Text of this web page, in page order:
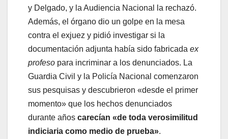
y Delgado, y la Audiencia Nacional la rechazó.
Además, el órgano dio un golpe en la mesa
contra el exjuez y pidió investigar si la
documentación adjunta había sido fabricada ex
profeso para incriminar a los denunciados. La
Guardia Civil y la Policía Nacional comenzaron
sus pesquisas y descubrieron «desde el primer
momento» que los hechos denunciados
durante años carecían «de toda verosimilitud
indiciaria como medio de prueba».